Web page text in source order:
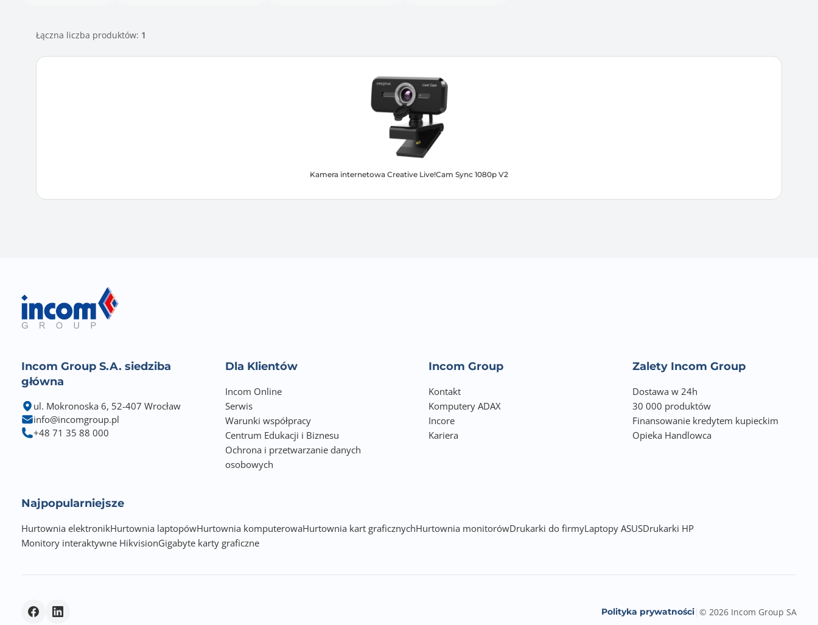
Łączna liczba produktów: 1
Kamera internetowa Creative Live!Cam Sync 1080p V2
Incom Group S.A. siedziba
główna
ul. Mokronoska 6, 52-407 Wrocław
info@incomgroup.pl
+48 71 35 88 000
Dla Klientów
Incom Online
Serwis
Warunki współpracy
Centrum Edukacji i Biznesu
Ochrona i przetwarzanie danych
osobowych
Incom Group
Kontakt
Komputery ADAX
Incore
Kariera
Zalety Incom Group
Dostawa w 24h
30 000 produktów
Finansowanie kredytem kupieckim
Opieka Handlowca
Najpopularniejsze
Hurtownia elektronikHurtownia laptopówHurtownia komputerowaHurtownia kart graficznychHurtownia monitorówDrukarki do firmyLaptopy ASUSDrukarki HP
Monitory interaktywne HikvisionGigabyte karty graficzne
Polityka prywatności © 2026 Incom Group SA